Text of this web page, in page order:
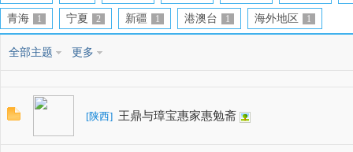
青海 1 宁夏 2 新疆 1 港澳台 1 海外地区 1
全部主题 更多
[陕西] 王鼎与璋宝惠家惠勉斋